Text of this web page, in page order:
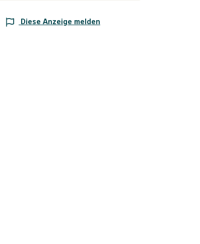
Diese Anzeige melden